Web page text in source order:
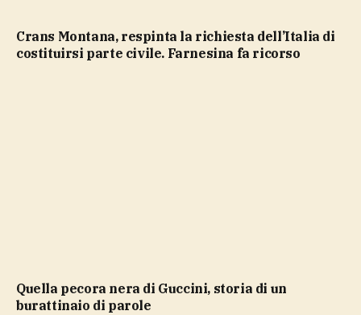
Crans Montana, respinta la richiesta dell’Italia di
costituirsi parte civile. Farnesina fa ricorso
Quella pecora nera di Guccini, storia di un
burattinaio di parole